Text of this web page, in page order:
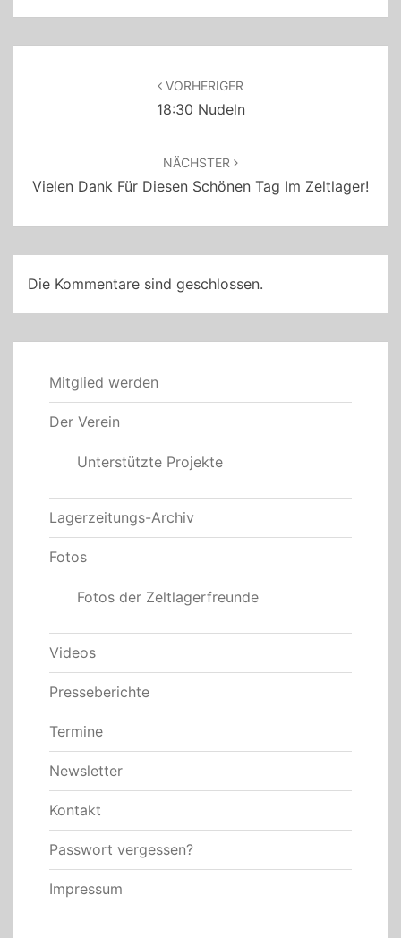
VORHERIGER
18:30 Nudeln
NÄCHSTER
Vielen Dank Für Diesen Schönen Tag Im Zeltlager!
Die Kommentare sind geschlossen.
Mitglied werden
Der Verein
Unterstützte Projekte
Lagerzeitungs-Archiv
Fotos
Fotos der Zeltlagerfreunde
Videos
Presseberichte
Termine
Newsletter
Kontakt
Passwort vergessen?
Impressum